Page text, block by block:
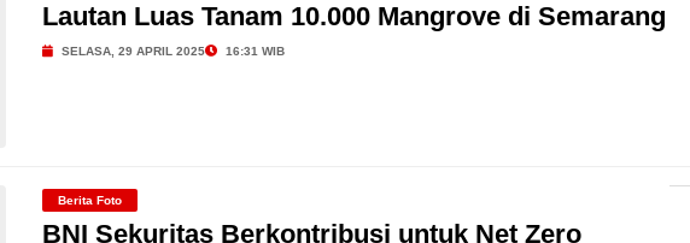
Lautan Luas Tanam 10.000 Mangrove di Semarang
SELASA, 29 APRIL 2025 16:31 WIB
Berita Foto
BNI Sekuritas Berkontribusi untuk Net Zero